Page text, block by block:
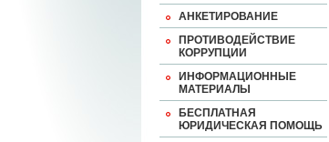
АНКЕТИРОВАНИЕ
ПРОТИВОДЕЙСТВИЕ
КОРРУПЦИИ
ИНФОРМАЦИОННЫЕ
МАТЕРИАЛЫ
БЕСПЛАТНАЯ
ЮРИДИЧЕСКАЯ ПОМОЩЬ